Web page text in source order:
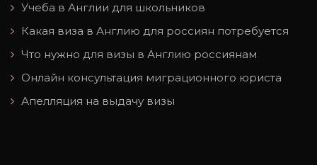
Учеба в Англии для школьников
Какая виза в Англию для россиян потребуется
Что нужно для визы в Англию россиянам
Онлайн консультация миграционного юриста
Апелляция на выдачу визы